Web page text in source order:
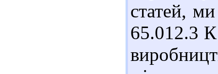
статей,
65.012.3